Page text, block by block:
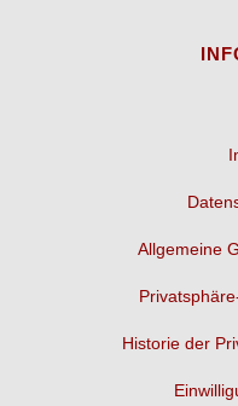
Allgemeine
Historie der